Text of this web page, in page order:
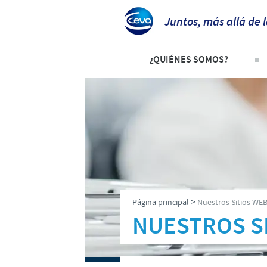
Juntos, más allá de
¿QUIÉNES SOMOS?
Visión
Historia
Perfil de la Compañía
Página principal > Nuestros Sitios WEB
NUESTROS